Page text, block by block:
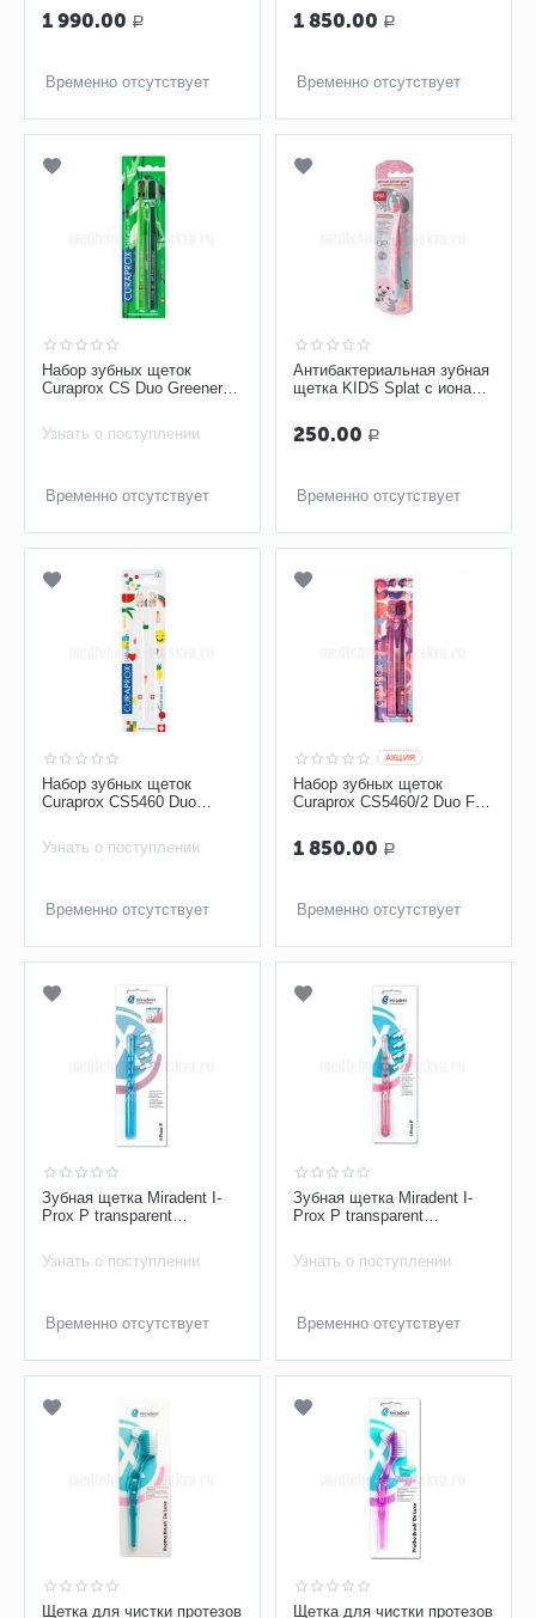
1 990.00 Р
Временно отсутствует
1 850.00 Р
Временно отсутствует
Набор зубных щеток
Curaprox CS Duo Greenery
2 шт
Узнать о поступлении
Временно отсутствует
Антибактериальная зубная
щетка KIDS Splat с ионами
250.00 Р
Временно отсутствует
Набор зубных щеток
Curaprox CS5460 Duo
Узнать о поступлении
Временно отсутствует
AКЦИЯ
Набор зубных щеток
Curaprox CS5460/2 Duo Fun
1 850.00 Р
Временно отсутствует
Зубная щетка Miradent I-
Prox P transparent
Узнать о поступлении
Временно отсутствует
Зубная щетка Miradent I-
Prox P transparent
Узнать о поступлении
Временно отсутствует
Щетка для чистки протезов
Щетка для чистки протезов